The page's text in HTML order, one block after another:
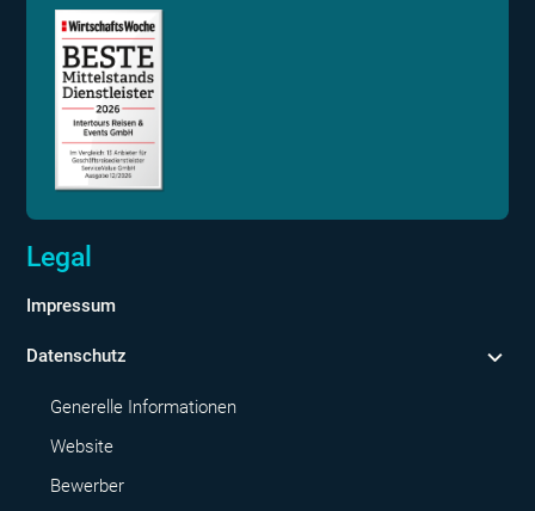
Legal
Impressum
Datenschutz
Generelle Informationen
Website
Bewerber